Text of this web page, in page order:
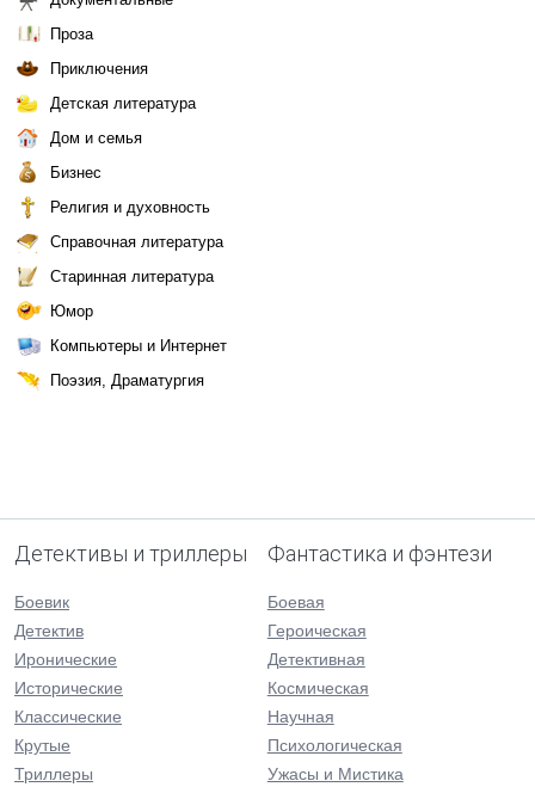
Проза
Приключения
Детская литература
Дом и семья
Бизнес
Религия и духовность
Справочная литература
Старинная литература
Юмор
Компьютеры и Интернет
Поэзия, Драматургия
Детективы и триллеры
Боевик
Детектив
Иронические
Исторические
Классические
Крутые
Триллеры
Фантастика и фэнтези
Боевая
Героическая
Детективная
Космическая
Научная
Психологическая
Ужасы и Мистика